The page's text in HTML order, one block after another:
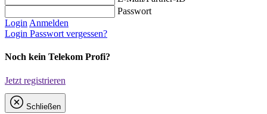
Passwort
Login Anmelden
Login Passwort vergessen?
Noch kein Telekom Profi?
Jetzt registrieren
Schließen